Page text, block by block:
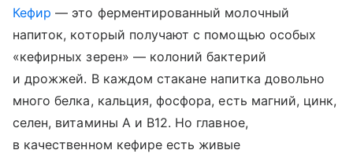
Кефир — это ферментированный молочный
напиток, который получают с помощью особых
«кефирных зерен» — колоний бактерий
и дрожжей. В каждом стакане напитка довольно
много белка, кальция, фосфора, есть магний, цинк,
селен, витамины A и B12. Но главное,
в качественном кефире есть живые